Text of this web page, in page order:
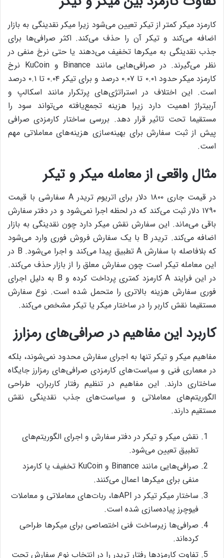
کارمزد میکر کمتر از تیکر تعیین می‌شود زیرا میکر نقدینگی به بازار
اضافه می‌کند و تیکر آن را حذف می‌کند. اکثر صرافی‌ها برای
جذب نقدینگی به میکرها تخفیف می‌دهند یا حتی نرخ منفی در
نظر می‌گیرند. در صرافی‌هایی مانند Binance و KuCoin نرخ
کارمزد میکر حدود ۰.۰۱ تا ۰.۰۷ درصد و برای تیکر ۰.۰۴ تا ۰.۱ درصد
است. این اختلاف در استراتژی‌های پرتکرار مانند اسکالپ و
آربیتراژ اهمیت دارد زیرا هزینه تجمع‌یافته می‌تواند سود را
مستقیما تحت تاثیر قرار دهد. بررسی ساختار کارمزدی صرافی
پیش از ثبت سفارش برای بهینه‌سازی هزینه‌های معاملاتی مهم
است.
مثال واقعی از معامله میکر و تیکر
در قیمت جاری ۱۸۰۰ دلار برای اتریوم تریدر A سفارشی با قیمت
۱۷۹۰ دلار ثبت می‌کند که در لحظه اجرا نمی‌شود و در دفتر سفارش
باقی می‌ماند. این سفارش نقش میکر دارد چون نقدینگی به بازار
اضافه می‌کند. تریدر B با یک سفارش فروش فوری وارد می‌شود
که بلافاصله با سفارش A تطبیق پیدا می‌کند و اجرا می‌شود. B در
این معامله تیکر است چون سفارش معلق را از بازار حذف می‌کند.
در این فرایند A کارمزد کمتری پرداخت کرده و B به دلیل اجرای
فوری سفارش هزینه بالاتری را متحمل شده است. نوع سفارش
مستقیما نقش کاربر را در ساختار میکر یا تیکر مشخص می‌کند.
کاربرد این مفاهیم در صرافی‌های رمزارز
مفاهیم میکر و تیکر تنها به اجرای سفارش محدود نمی‌شوند، بلکه
در معماری فنی و سیاست‌های کارمزدی صرافی‌های رمزارز جایگاه
ساختاری دارند. این مفاهیم در تنظیم رفتار کاربران، طراحی
الگوریتم‌های معاملاتی و سیاست‌های جذب نقدینگی نقش
مستقیم دارند.
نقش میکر و تیکر در دفتر سفارش و اجرای الگوریتم‌های
تطبیق تعیین می‌شود.
صرافی‌هایی مانند Binance و KuCoin تخفیف یا کارمزد
منفی برای میکرها اعمال می‌کنند.
ساختار میکر تیکر در APIها، ربات‌های معاملاتی و معاملات
فیوچرز پیاده‌سازی شده است.
صرافی‌ها زیرساخت فنی اختصاصی برای میکرها طراحی
کرده‌اند.
تفاوت کارمزدها رفتار تریدر را در انتخاب نوع سفارش تحت